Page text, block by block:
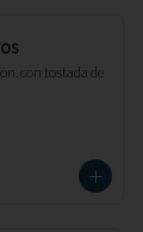
con tostada de